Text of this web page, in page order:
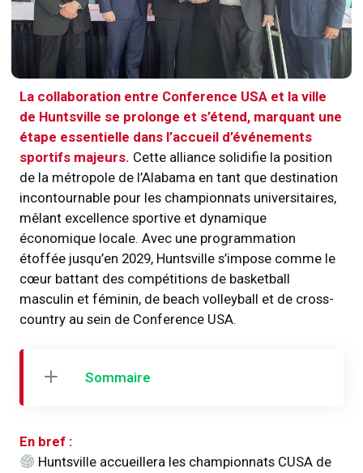
La collaboration entre Conference USA et la ville
de Huntsville se prolonge et s’étend, marquant une
étape essentielle dans l’accueil d’événements
sportifs majeurs. Cette alliance solidifie la position
de la métropole de l’Alabama en tant que destination
incontournable pour les championnats universitaires,
mêlant excellence sportive et dynamique
économique locale. Avec une programmation
étoffée jusqu’en 2029, Huntsville s’impose comme le
cœur battant des compétitions de basketball
masculin et féminin, de beach volleyball et de cross-
country au sein de Conference USA.
Sommaire
En bref :
Huntsville accueillera les championnats CUSA de